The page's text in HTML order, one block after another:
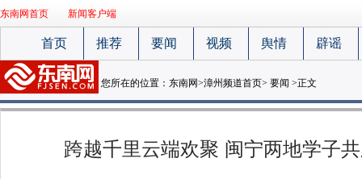
东南网首页 新闻客户端
首页 推荐 要闻 视频 舆情 辟谣
您所在的位置： 东南网>漳州频道首页> 要闻 >正文
跨越千里云端欢聚 闽宁两地学子共